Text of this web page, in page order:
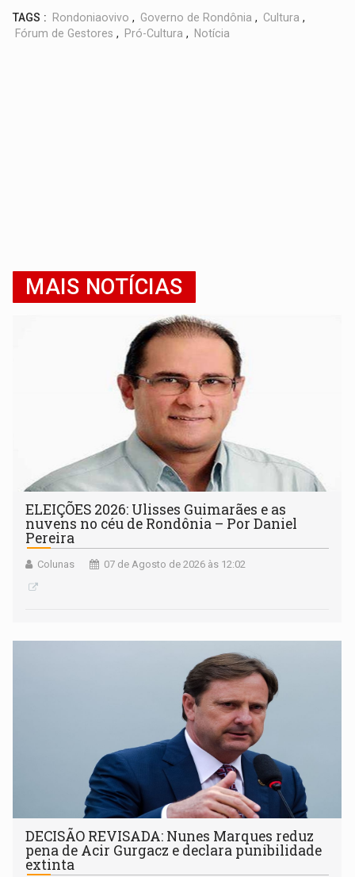
TAGS : Rondoniaovivo , Governo de Rondônia , Cultura ,
Fórum de Gestores , Pró-Cultura , Notícia
MAIS NOTÍCIAS
ELEIÇÕES 2026: Ulisses Guimarães e as
nuvens no céu de Rondônia – Por Daniel
Pereira
Colunas 07 de Agosto de 2026 às 12:02
DECISÃO REVISADA: Nunes Marques reduz
pena de Acir Gurgacz e declara punibilidade
extinta